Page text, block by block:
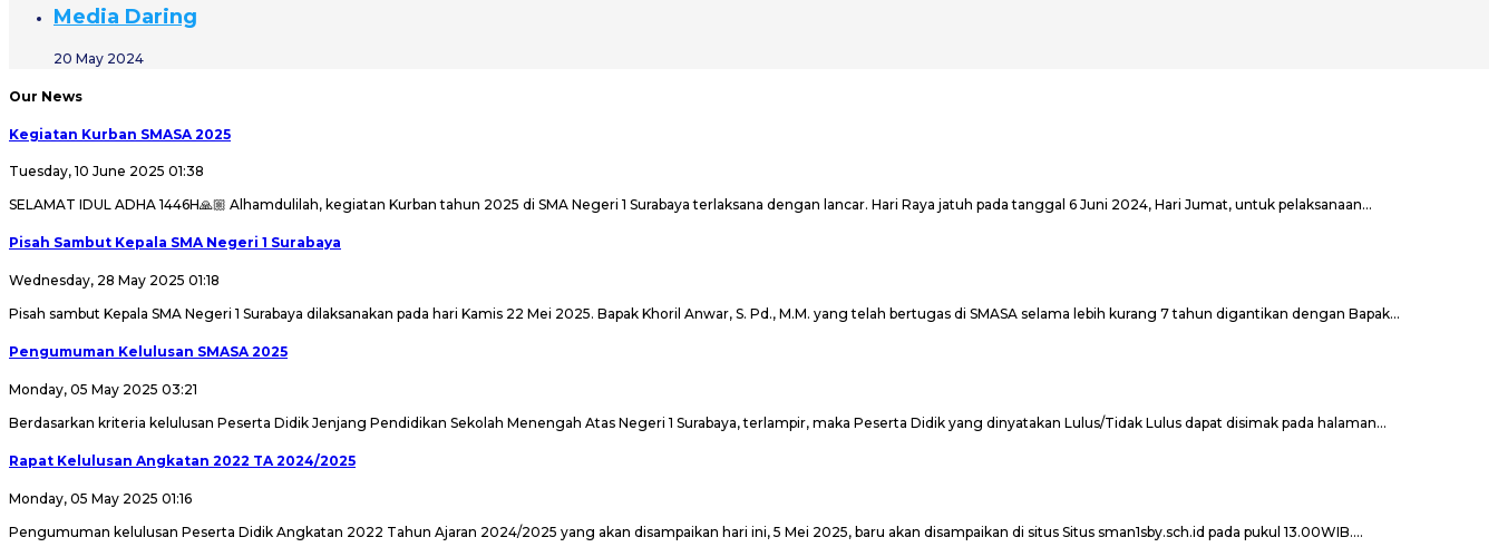
Media Daring
20 May 2024
Our News
Kegiatan Kurban SMASA 2025
Tuesday, 10 June 2025 01:38
SELAMAT IDUL ADHA 1446H🙏🏼 Alhamdulilah, kegiatan Kurban tahun 2025 di SMA Negeri 1 Surabaya terlaksana dengan lancar. Hari Raya jatuh pada tanggal 6 Juni 2024, Hari Jumat, untuk pelaksanaan...
Pisah Sambut Kepala SMA Negeri 1 Surabaya
Wednesday, 28 May 2025 01:18
Pisah sambut Kepala SMA Negeri 1 Surabaya dilaksanakan pada hari Kamis 22 Mei 2025. Bapak Khoril Anwar, S. Pd., M.M. yang telah bertugas di SMASA selama lebih kurang 7 tahun digantikan dengan Bapak...
Pengumuman Kelulusan SMASA 2025
Monday, 05 May 2025 03:21
Berdasarkan kriteria kelulusan Peserta Didik Jenjang Pendidikan Sekolah Menengah Atas Negeri 1 Surabaya, terlampir, maka Peserta Didik yang dinyatakan Lulus/Tidak Lulus dapat disimak pada halaman...
Rapat Kelulusan Angkatan 2022 TA 2024/2025
Monday, 05 May 2025 01:16
Pengumuman kelulusan Peserta Didik Angkatan 2022 Tahun Ajaran 2024/2025 yang akan disampaikan hari ini, 5 Mei 2025, baru akan disampaikan di situs Situs sman1sby.sch.id pada pukul 13.00WIB....